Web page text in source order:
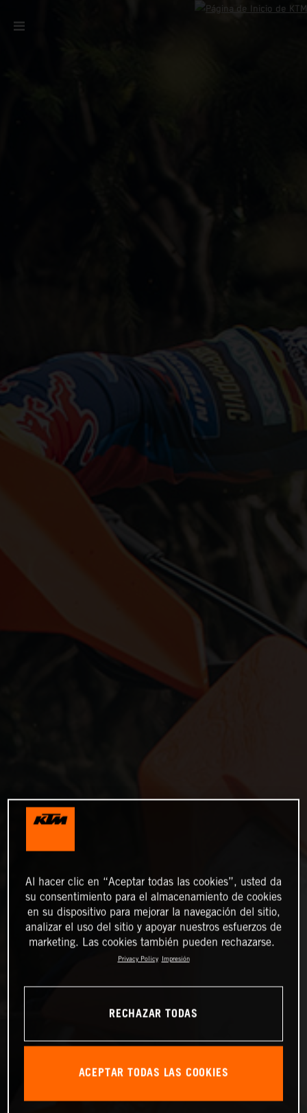
Al hacer clic en “Aceptar todas las cookies”, usted da
su consentimiento para el almacenamiento de cookies
en su dispositivo para mejorar la navegación del sitio,
analizar el uso del sitio y apoyar nuestros esfuerzos de
marketing. Las cookies también pueden rechazarse.
Privacy Policy Impresión
RECHAZAR TODAS
ACEPTAR TODAS LAS COOKIES